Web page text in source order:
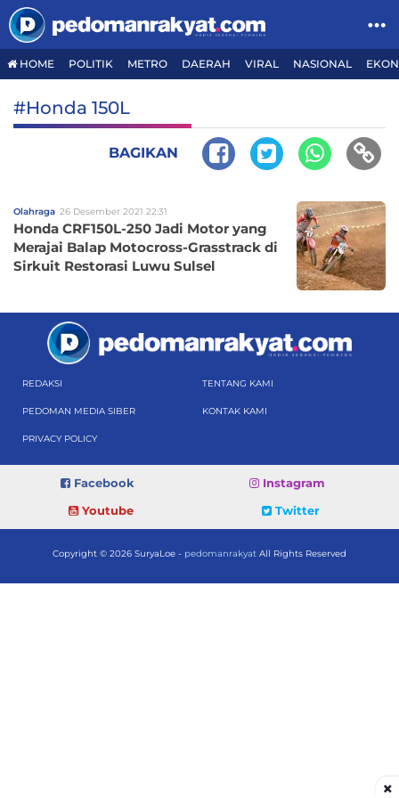
HOME POLITIK METRO DAERAH VIRAL NASIONAL
#Honda 150L
BAGIKAN
Olahraga 26 Desember 2021 22:31
Honda CRF150L-250 Jadi Motor yang
Merajai Balap Motocross-Grasstrack di
Sirkuit Restorasi Luwu Sulsel
REDAKSI TENTANG KAMI
PEDOMAN MEDIA SIBER KONTAK KAMI
PRIVACY POLICY
Facebook
Instagram
Youtube
Twitter
Copyright © 2026 SuryaLoe - pedomanrakyat All Rights Reserved
×